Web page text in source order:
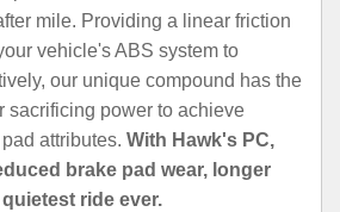
mile. Providing a linear friction
vehicle's ABS system to
our unique compound has the
sacrificing power to achieve
attributes. With Hawk's PC,
brake pad wear, longer
ride ever.